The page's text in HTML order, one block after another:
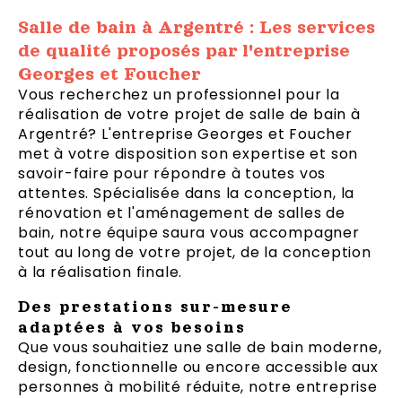
Salle de bain à Argentré : Les services
de qualité proposés par l'entreprise
Georges et Foucher
Vous recherchez un professionnel pour la
réalisation de votre projet de salle de bain à
Argentré? L'entreprise Georges et Foucher
met à votre disposition son expertise et son
savoir-faire pour répondre à toutes vos
attentes. Spécialisée dans la conception, la
rénovation et l'aménagement de salles de
bain, notre équipe saura vous accompagner
tout au long de votre projet, de la conception
à la réalisation finale.
Des prestations sur-mesure
adaptées à vos besoins
Que vous souhaitiez une salle de bain moderne,
design, fonctionnelle ou encore accessible aux
personnes à mobilité réduite, notre entreprise